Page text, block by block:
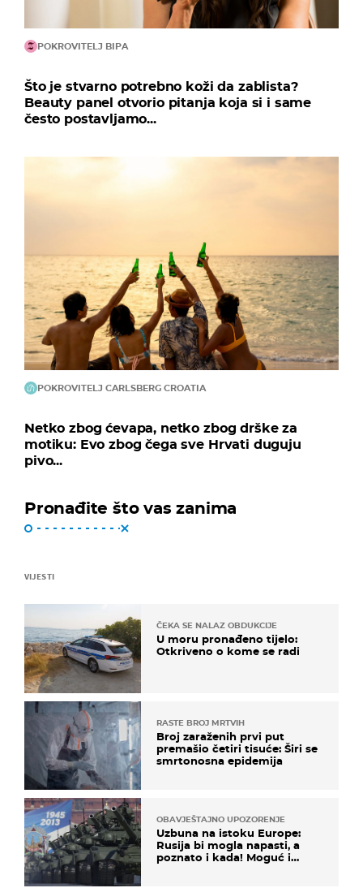
POKROVITELJ BIPA
Što je stvarno potrebno koži da zablista?
Beauty panel otvorio pitanja koja si i same
često postavljamo...
POKROVITELJ CARLSBERG CROATIA
Netko zbog ćevapa, netko zbog drške za
motiku: Evo zbog čega sve Hrvati duguju
pivo...
Pronađite što vas zanima
VIJESTI
ČEKA SE NALAZ OBDUKCIJE
U moru pronađeno tijelo:
Otkriveno o kome se radi
RASTE BROJ MRTVIH
Broj zaraženih prvi put
premašio četiri tisuće: Širi se
smrtonosna epidemija
OBAVJEŠTAJNO UPOZORENJE
Uzbuna na istoku Europe:
Rusija bi mogla napasti, a
poznato i kada! Moguć i